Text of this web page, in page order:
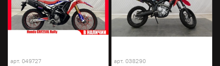
арт. 049727 арт. 038290